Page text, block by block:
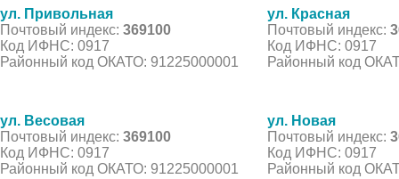
ул. Привольная
Почтовый индекс: 369100
Код ИФНС: 0917
Районный код ОКАТО: 91225000001
ул. Красная
Почтовый индекс:
Код ИФНС: 0917
Районный код
ул. Весовая
Почтовый индекс: 369100
Код ИФНС: 0917
Районный код ОКАТО: 91225000001
ул. Новая
Почтовый индекс:
Код ИФНС: 0917
Районный код